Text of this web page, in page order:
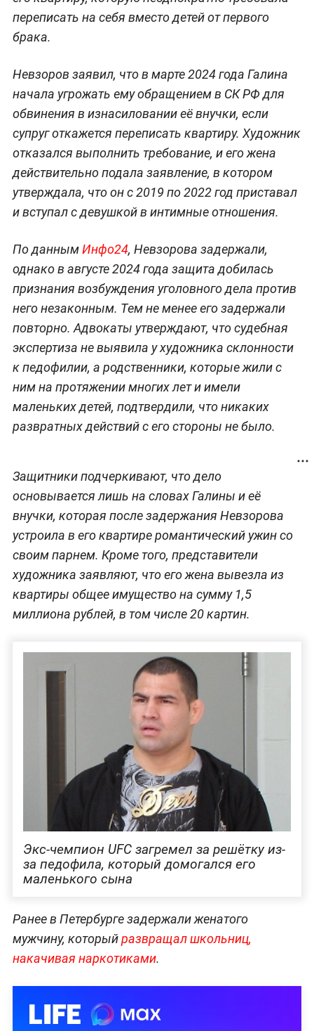
переписать на себя вместо детей от первого
брака.
Невзоров заявил, что в марте 2024 года Галина
начала угрожать ему обращением в СК РФ для
обвинения в изнасиловании её внучки, если
супруг откажется переписать квартиру. Художник
отказался выполнить требование, и его жена
действительно подала заявление, в котором
утверждала, что он с 2019 по 2022 год приставал
и вступал с девушкой в интимные отношения.
По даннымИнфо24, Невзорова задержали,
однако в августе 2024 года защита добилась
признания возбуждения уголовного дела против
него незаконным. Тем не менее его задержали
повторно. Адвокаты утверждают, что судебная
экспертиза не выявила у художника склонности
к педофилии, а родственники, которые жили с
ним на протяжении многих лет и имели
маленьких детей, подтвердили, что никаких
развратных действий с его стороны не было.
Защитники подчеркивают, что дело
основывается лишь на словах Галины и её
внучки, которая после задержания Невзорова
устроила в его квартире романтический ужин со
своим парнем. Кроме того, представители
художника заявляют, что его жена вывезла из
квартиры общее имущество на сумму 1,5
миллиона рублей, в том числе 20 картин.
Экс-чемпион UFC загремел за решётку из-
за педофила, который домогался его
маленького сына
Ранее в Петербурге задержали женатого
мужчину, которыйразвращал школьниц,
накачивая наркотиками.